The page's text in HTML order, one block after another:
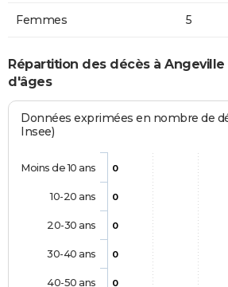
Femmes 5
Répartition des décès à
d'âges
Données exprimées en nombre de
Insee)
0
0
0
0
0
Moins de 10 ans
10-20 ans
20-30 ans
30-40 ans
40-50 ans